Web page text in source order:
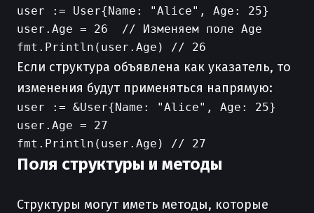
user := User{Name: "Alice", Age: 25}
user.Age = 26  // Изменяем поле Age
Если структура объявлена как указатель, то
изменения будут применяться напрямую:
user := &User{Name: "Alice", Age: 25}
user.Age = 27
Поля структуры и методы
Структуры могут иметь методы, которые